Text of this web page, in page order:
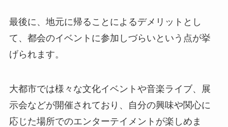
最後に、地元に帰ることによるデメリットとし
て、都会のイベントに参加しづらいという点が挙
げられます。
大都市では様々な文化イベントや音楽ライブ、展
示会などが開催されており、自分の興味や関心に
応じた場所でのエンターテイメントが楽しめま